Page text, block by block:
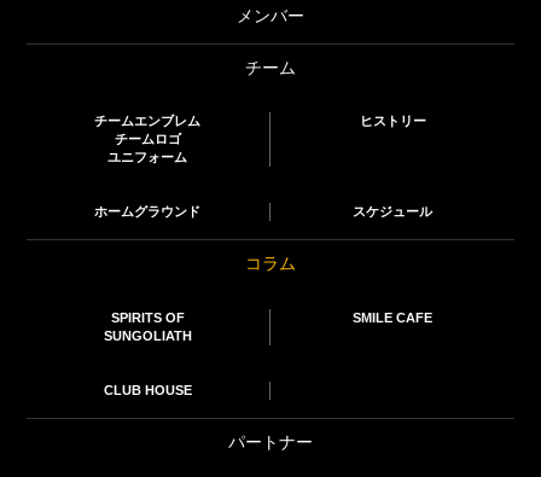
メンバー
チーム
チームエンブレム
チームロゴ
ユニフォーム
ヒストリー
ホームグラウンド スケジュール
コラム
SPIRITS OF
SUNGOLIATH
SMILE CAFE
CLUB HOUSE
パートナー